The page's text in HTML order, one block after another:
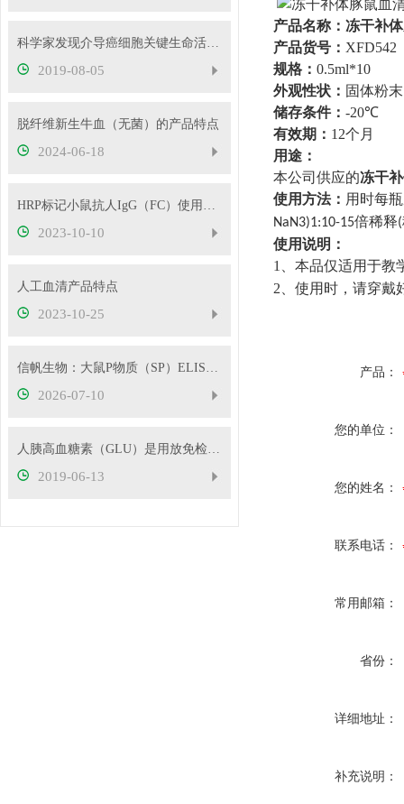
科学家发现介导癌细胞关键生命活动的蛋白质
2019-08-05
脱纤维新生牛血（无菌）的产品特点
2024-06-18
HRP标记小鼠抗人IgG（FC）使用建议
2023-10-10
人工血清产品特点
2023-10-25
信帆生物：大鼠P物质（SP）ELISA检测试剂盒性能指标
2026-07-10
人胰高血糖素（GLU）是用放免检测好还是用ELISA检测好
2019-06-13
产品名称： 冻干补
产品货号： XFD542
规格： 0.5ml*10
外观性状： 固体粉末
储存条件： -20℃
有效期： 12个月
用途：
本公司供应的冻干
使用方法： 用时每
NaN3)1:10-15倍稀释(
使用说明：
1
、本品仅适用于教
2 、使用时，
产品：
您的单位：
您的姓名：
联系电话：
常用邮箱：
省份：
详细地址：
补充说明：